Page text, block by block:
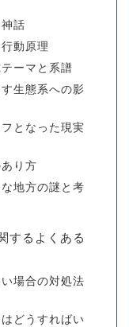
話
動原理
ーマと系譜
生態系への影
となった現実
り方
地方の謎と考
するよくある
場合の対処法
どうすればい